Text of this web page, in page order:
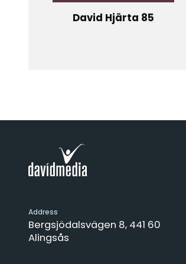
David Hjärta 85
Address
Bergsjödalsvägen 8, 441 60
Alingsås